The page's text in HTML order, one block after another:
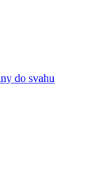
do svahu